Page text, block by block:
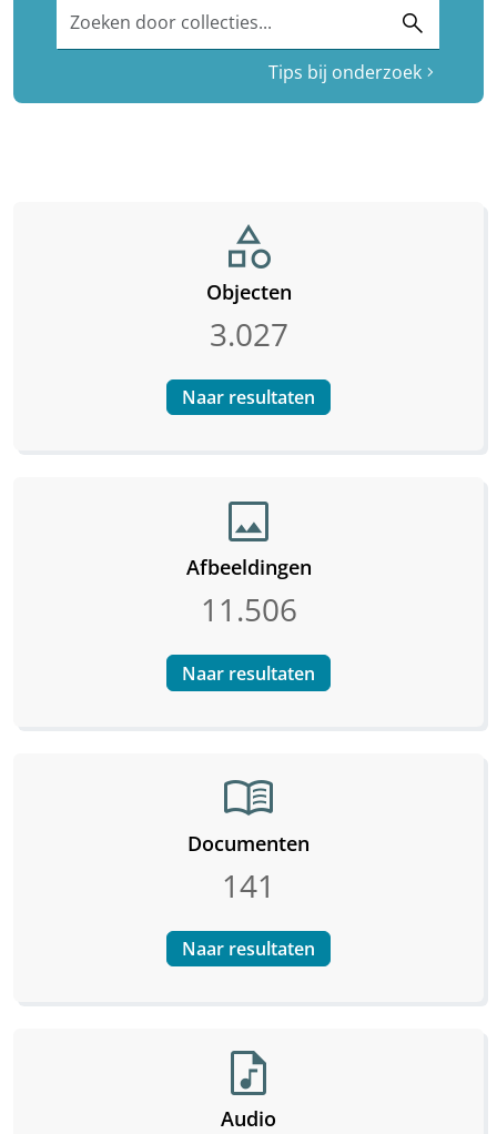
search
Tips bij onderzoek chevron_right
category
Objecten
3.027
Naar resultaten
image
Afbeeldingen
11.506
Naar resultaten
menu_book
Documenten
141
Naar resultaten
audio_file
Audio